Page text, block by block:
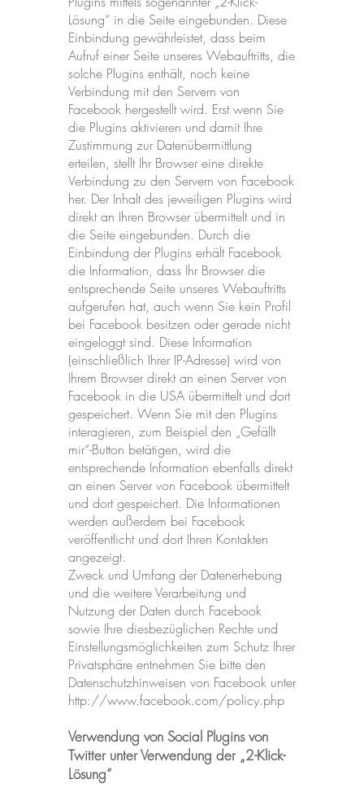
Lösung“ in die Seite eingebunden. Diese
Einbindung gewährleistet, dass beim
Aufruf einer Seite unseres Webauftritts, die
solche Plugins enthält, noch keine
Verbindung mit den Servern von
Facebook hergestellt wird. Erst wenn Sie
die Plugins aktivieren und damit Ihre
Zustimmung zur Datenübermittlung
erteilen, stellt Ihr Browser eine direkte
Verbindung zu den Servern von Facebook
her. Der Inhalt des jeweiligen Plugins wird
direkt an Ihren Browser übermittelt und in
die Seite eingebunden. Durch die
Einbindung der Plugins erhält Facebook
die Information, dass Ihr Browser die
entsprechende Seite unseres Webauftritts
aufgerufen hat, auch wenn Sie kein Profil
bei Facebook besitzen oder gerade nicht
eingeloggt sind. Diese Information
(einschließlich Ihrer IP-Adresse) wird von
Ihrem Browser direkt an einen Server von
Facebook in die USA übermittelt und dort
gespeichert. Wenn Sie mit den Plugins
interagieren, zum Beispiel den „Gefällt
mir“-Button betätigen, wird die
entsprechende Information ebenfalls direkt
an einen Server von Facebook übermittelt
und dort gespeichert. Die Informationen
werden außerdem bei Facebook
veröffentlicht und dort Ihren Kontakten
angezeigt.
Zweck und Umfang der Datenerhebung
und die weitere Verarbeitung und
Nutzung der Daten durch Facebook
sowie Ihre diesbezüglichen Rechte und
Einstellungsmöglichkeiten zum Schutz Ihrer
Privatsphäre entnehmen Sie bitte den
Datenschutzhinweisen von Facebook unter
http://www.facebook.com/policy.php
Verwendung von Social Plugins von
Twitter unter Verwendung der „2-Klick-
Lösung“